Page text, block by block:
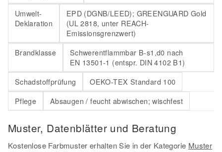
Umwelt-
Deklaration
EPD (DGNB/LEED); GREENGUARD Gold
(UL 2818, unter REACH-
Emissionsgrenzwert)
Brandklasse
Schwerentflammbar B-s1,d0 nach
EN 13501-1 (entspr. DIN 4102 B1)
Schadstoffprüfung
OEKO-TEX Standard 100
Pflege
Absaugen / feucht abwischen; wischfest
Muster, Datenblätter und Beratung
Kostenlose Farbmuster erhalten Sie in der Kategorie Muster